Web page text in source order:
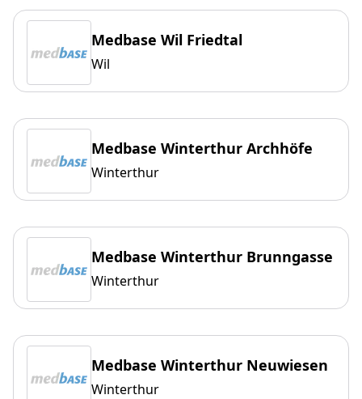
Medbase Wil Friedtal
Wil
Medbase Winterthur Archhöfe
Winterthur
Medbase Winterthur Brunngasse
Winterthur
Medbase Winterthur Neuwiesen
Winterthur